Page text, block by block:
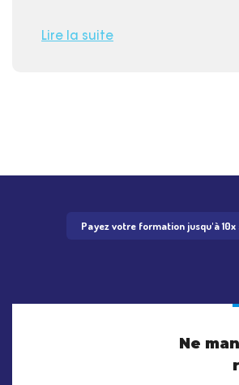
Lire la suite
Payez votre formation jusqu'à 10x
Ne